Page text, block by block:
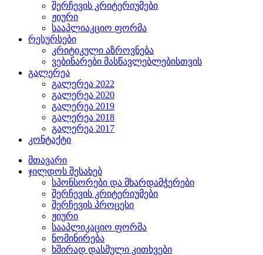
შერჩევის კრიტერიუმები
ჟიური
სააპლიაკციო ფორმა
რესურსები
კრიტიკული აზროვნება
ვებინარები მასწავლებლებისთვის
გალერეა
გალერეა 2022
გალერეა 2020
გალერეა 2019
გალერეა 2018
გალერეა 2017
კონტაქტი
მთავარი
ჯილდოს შესახებ
სპონსორები და მხარდამჭერები
შერჩევის კრიტერიუმები
შერჩევის პროცესი
ჟიური
სააპლიკაციო ფორმა
ნომინირება
ხშირად დასმული კითხვები